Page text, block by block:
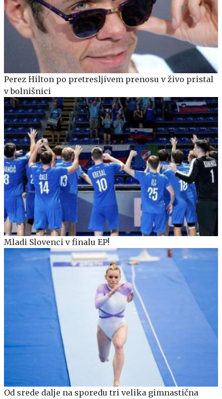
Perez Hilton po pretresljivem prenosu v živo pristal
v bolnišnici
Mladi Slovenci v finalu EP!
Od srede dalje na sporedu tri velika gimnastična